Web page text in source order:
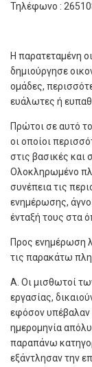
Τηλέφωνο :
Η παρατεταμένη
δημιούργησε
ομάδες,
ευάλωτες ή
Πρώτοι σε αυτό
οι οποίοι
στις βασικές και
Ολοκληρωμένο
συνέπεια τις
ενημέρωσης,
ένταξή τους στα
Προς ενημέρωση
τις παρακάτω
Α. Οι μισθωτοί
εργασίας,
εφόσον υπέβαλαν
ημερομηνία
παραπάνω
εξάντλησαν την